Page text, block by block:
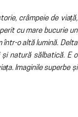
crâmpeie de viață,
cu mare bucurie un
într-o altă lumină. Delta
natură sălbatică. E o
Imaginile superbe și